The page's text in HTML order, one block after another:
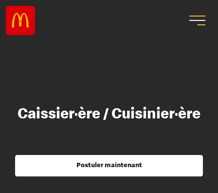
Caissier·ère / Cuisinier·ère
Postuler maintenant